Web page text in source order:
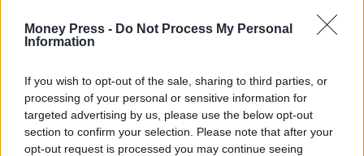
Money Press - Do Not Process My Personal
Information
If you wish to opt-out of the sale, sharing to third parties, or
processing of your personal or sensitive information for
targeted advertising by us, please use the below opt-out
section to confirm your selection. Please note that after your
opt-out request is processed you may continue seeing